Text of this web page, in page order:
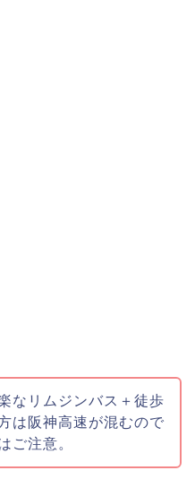
なリムジンバス＋徒歩
は阪神高速が混むので
ご注意。